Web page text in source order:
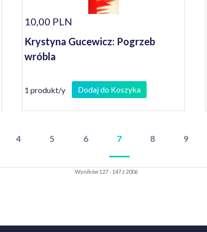
10,00 PLN
Krystyna Gucewicz: Pogrzeb
wróbla
1 produkt/y Dodaj do Koszyka
4 5 6 7 8 9
Wyników 127 - 147 z 2006